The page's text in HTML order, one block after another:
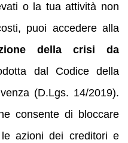
o la tua attività non
puoi accedere alla
della crisi da
dal Codice della
(D.Lgs. 14/2019).
consente di bloccare
le azioni dei creditori e